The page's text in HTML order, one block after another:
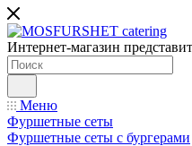
Интернет-магазин
Меню
Фуршетные сеты
Фуршетные сеты с бургерами